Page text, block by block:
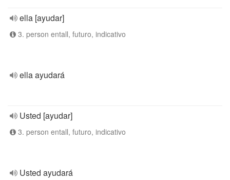
ella [ayudar]
3. person entall, futuro, indicativo
ella ayudará
Usted [ayudar]
3. person entall, futuro, indicativo
Usted ayudará